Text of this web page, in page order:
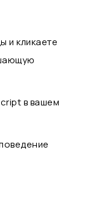
и кликаете
в вашем